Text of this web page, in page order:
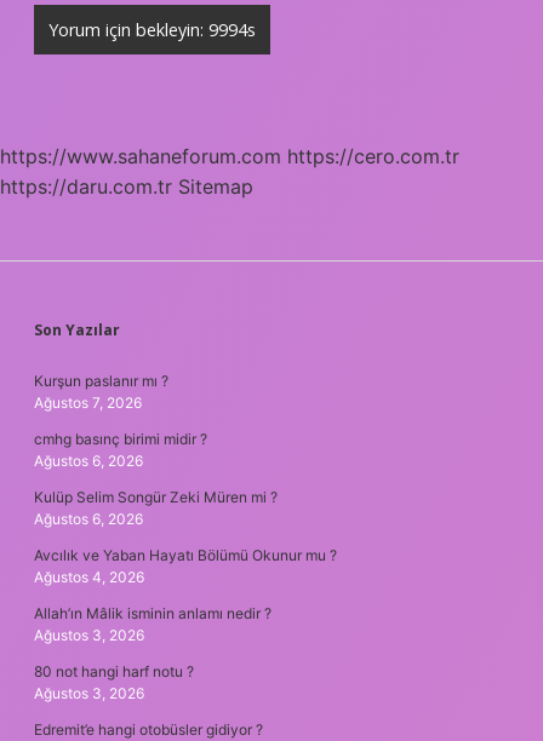
https://www.sahaneforum.com https://cero.com.tr
https://daru.com.tr Sitemap
SIDEBAR
Son Yazılar
Kurşun paslanır mı ?
Ağustos 7, 2026
cmhg basınç birimi midir ?
Ağustos 6, 2026
Kulüp Selim Songür Zeki Müren mi ?
Ağustos 6, 2026
Avcılık ve Yaban Hayatı Bölümü Okunur mu ?
Ağustos 4, 2026
Allah’ın Mâlik isminin anlamı nedir ?
Ağustos 3, 2026
80 not hangi harf notu ?
Ağustos 3, 2026
Edremit’e hangi otobüsler gidiyor ?